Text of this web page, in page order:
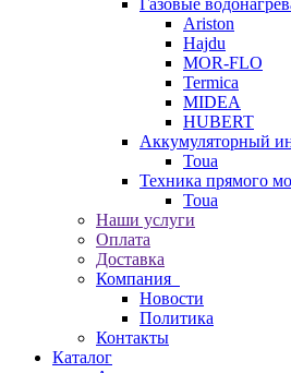
Газовые
Ariston
Hajdu
MOR-FLO
Termica
MIDEA
HUBERT
Аккумуляторный
Toua
Техника прямого
Toua
Наши услуги
Оплата
Доставка
Компания
Новости
Политика
Контакты
Каталог